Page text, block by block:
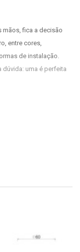
mãos, fica a decisão
entre cores,
de instalação.
dúvida: uma é perfeita